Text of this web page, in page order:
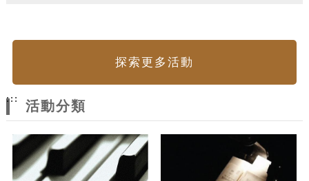
探索更多活動
:::
活動分類